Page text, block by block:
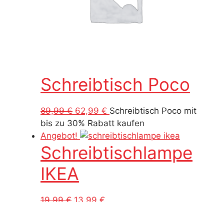
Schreibtisch Poco
89,99€ Ursprünglicher
Preis
war:
89,99 €
62,99 € Aktueller
Preis
ist:
62,99 €.
Schreibtisch Poco mit
bis zu 30% Rabatt kaufen
Angebot!
Schreibtischlampe
IKEA
19,99€ Ursprünglicher
13,99 €